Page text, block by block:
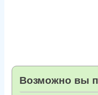
Возможно вы